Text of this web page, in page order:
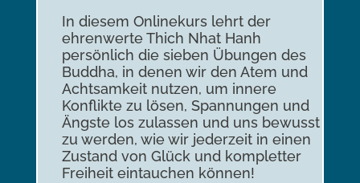
In diesem Onlinekurs lehrt der
ehrenwerte Thich Nhat Hanh
persönlich die sieben Übungen des
Buddha, in denen wir den Atem und
Achtsamkeit nutzen, um innere
Konflikte zu lösen, Spannungen und
Ängste los zulassen und uns bewusst
zu werden, wie wir jederzeit in einen
Zustand von Glück und kompletter
Freiheit eintauchen können!